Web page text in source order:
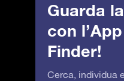
Guarda
con
Finder!
Cerca, individua